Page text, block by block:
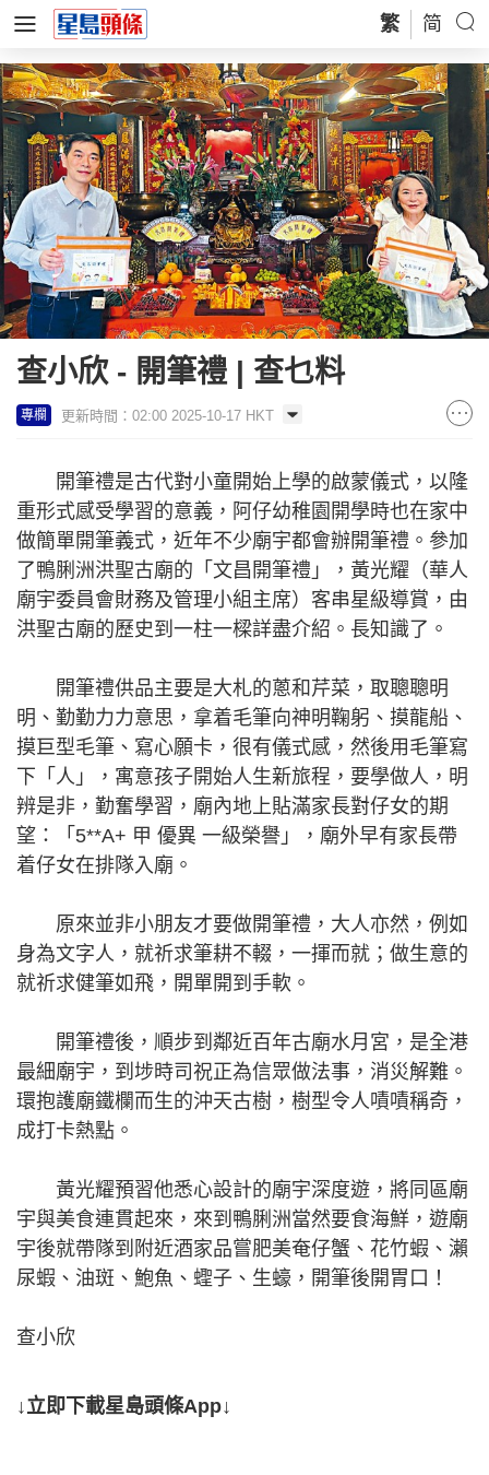
繁 简
查小欣 - 開筆禮 | 查乜料
專欄 更新時間：02:00 2025-10-17 HKT
開筆禮是古代對小童開始上學的啟蒙儀式，以隆
重形式感受學習的意義，阿仔幼稚園開學時也在家中
做簡單開筆義式，近年不少廟宇都會辦開筆禮。參加
了鴨脷洲洪聖古廟的「文昌開筆禮」，黃光耀（華人
廟宇委員會財務及管理小組主席）客串星級導賞，由
洪聖古廟的歷史到一柱一樑詳盡介紹。長知識了。
開筆禮供品主要是大札的蔥和芹菜，取聰聰明
明、勤勤力力意思，拿着毛筆向神明鞠躬、摸龍船、
摸巨型毛筆、寫心願卡，很有儀式感，然後用毛筆寫
下「人」，寓意孩子開始人生新旅程，要學做人，明
辨是非，勤奮學習，廟內地上貼滿家長對仔女的期
望：「5**A+ 甲 優異 一級榮譽」，廟外早有家長帶
着仔女在排隊入廟。
原來並非小朋友才要做開筆禮，大人亦然，例如
身為文字人，就祈求筆耕不輟，一揮而就；做生意的
就祈求健筆如飛，開單開到手軟。
開筆禮後，順步到鄰近百年古廟水月宮，是全港
最細廟宇，到埗時司祝正為信眾做法事，消災解難。
環抱護廟鐵欄而生的沖天古樹，樹型令人嘖嘖稱奇，
成打卡熱點。
黃光耀預習他悉心設計的廟宇深度遊，將同區廟
宇與美食連貫起來，來到鴨脷洲當然要食海鮮，遊廟
宇後就帶隊到附近酒家品嘗肥美奄仔蟹、花竹蝦、瀨
尿蝦、油斑、鮑魚、蟶子、生蠔，開筆後開胃口！
查小欣
↓立即下載星島頭條App↓